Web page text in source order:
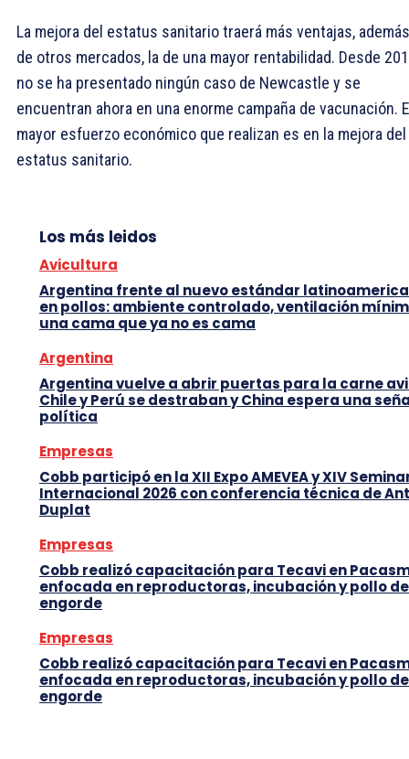
La mejora del estatus sanitario traerá más ventajas, además
de otros mercados, la de una mayor rentabilidad. Desde
no se ha presentado ningún caso de Newcastle y se
encuentran ahora en una enorme campaña de vacunación.
mayor esfuerzo económico que realizan es en la mejora del
estatus sanitario.
Los más leidos
Avicultura
Argentina frente al nuevo estándar
en pollos: ambiente controlado, ventilación
una cama que ya no es cama
Argentina
Argentina vuelve a abrir puertas para la carne
Chile y Perú se destraban y China espera una
política
Empresas
Cobb participó en la XII Expo AMEVEA y XIV
Internacional 2026 con conferencia técnica de
Duplat
Empresas
Cobb realizó capacitación para Tecavi en
enfocada en reproductoras, incubación y pollo de
engorde
Empresas
Cobb realizó capacitación para Tecavi en
enfocada en reproductoras, incubación y pollo de
engorde